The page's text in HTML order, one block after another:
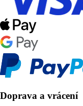
Doprava a vrácení